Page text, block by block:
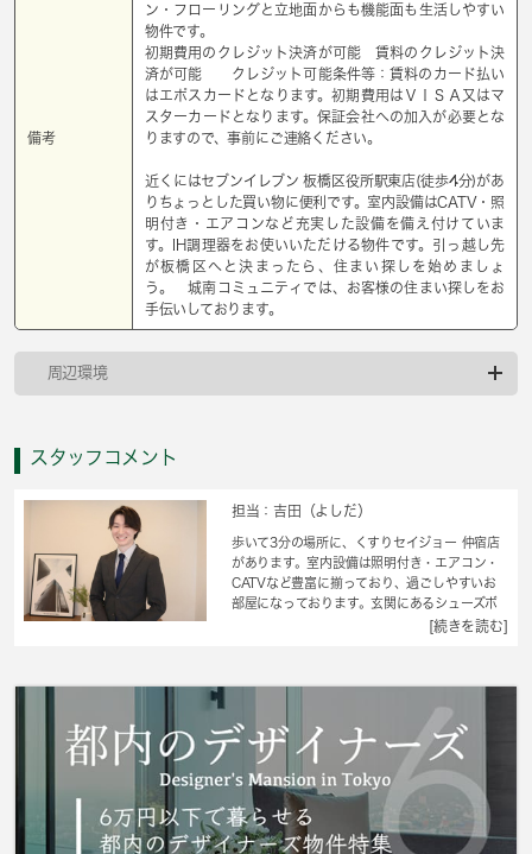
備考
ン・フローリングと立地面からも機能面も生活しやすい
物件です。
初期費用のクレジット決済が可能 賃料のクレジット決
済が可能 クレジット可能条件等：賃料のカード払い
はエポスカードとなります。初期費用はＶＩＳＡ又はマ
スターカードとなります。保証会社への加入が必要とな
りますので、事前にご連絡ください。
近くにはセブンイレブン 板橋区役所駅東店(徒歩4分)があ
りちょっとした買い物に便利です。室内設備はCATV・照
明付き・エアコンなど充実した設備を備え付けていま
す。IH調理器をお使いいただける物件です。引っ越し先
が板橋区へと決まったら、住まい探しを始めましょ
う。 城南コミュニティでは、お客様の住まい探しをお
手伝いしております。
周辺環境
スタッフコメント
担当：吉田（よしだ）
歩いて3分の場所に、くすりセイジョー 仲宿店
があります。室内設備は照明付き・エアコン・
CATVなど豊富に揃っており、過ごしやすいお
部屋になっております。玄関にあるシューズボ
ックスがポイントの、収納力の高いアパートで
置されています。お客様に素敵なお部屋をご提
でお部屋探しをするのであれば、当社スタッフ
にお任せください。
[続きを読む]